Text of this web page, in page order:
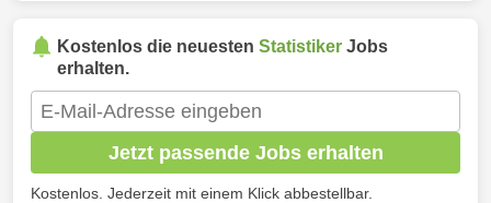
Kostenlos die neuesten Statistiker Jobs
erhalten.
Jetzt passende Jobs erhalten
Kostenlos. Jederzeit mit einem Klick abbestellbar.